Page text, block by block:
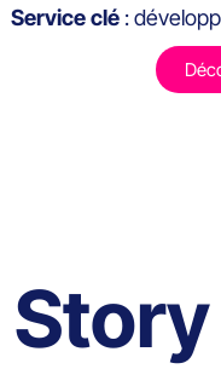
Service clé :
Story